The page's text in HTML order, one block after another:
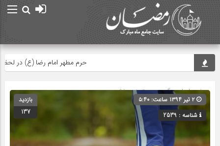
حرم مطهر امام رضا (ع) در لحظه
صفحه اصلی» گروه » دسته‌بندی نشده
شناسه : 2539
بازدید
137